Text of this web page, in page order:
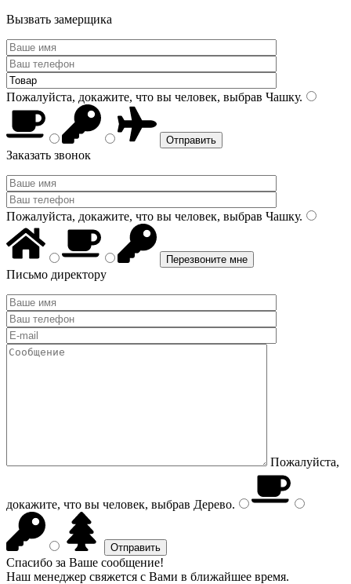
Вызвать замерщика
Пожалуйста, докажите, что вы человек, выбрав Чашку.
Заказать звонок
Пожалуйста, докажите, что вы человек, выбрав Чашку.
Письмо директору
Пожалуйста,
докажите, что вы человек, выбрав Дерево.
Спасибо за Ваше сообщение!
Наш менеджер свяжется с Вами в ближайшее время.